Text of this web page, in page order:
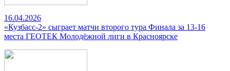
16.04.2026
«Кузбасс-2» сыграет матчи второго тура Финала за 13-16
места ГЕОТЕК Молодёжной лиги в Красноярске